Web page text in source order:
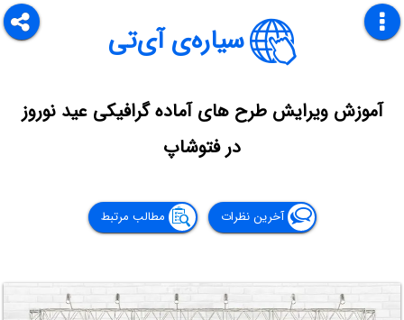
سیاره‌ی آی‌تی
آموزش ویرایش طرح های آماده گرافیکی عید نوروز
در فتوشاپ
آخرین نظرات مطالب مرتبط